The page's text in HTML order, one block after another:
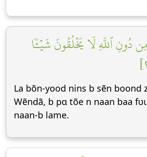
دُونِ ٱللَّهِ لَا يَخۡلُقُونَ شَيۡـٔٗا
La bõn-yood nins b sẽn boond
Wẽndã, b pɑ tõe n naan baa
naan-b lame.